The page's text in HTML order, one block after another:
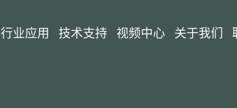
行业应用 技术支持 视频中心 关于我们